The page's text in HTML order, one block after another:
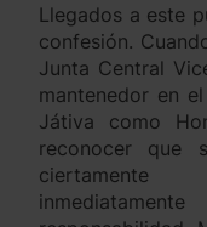
Llegados a este
confesión.
Junta Central
mantenedor en
Játiva como
reconocer que
ciertamente